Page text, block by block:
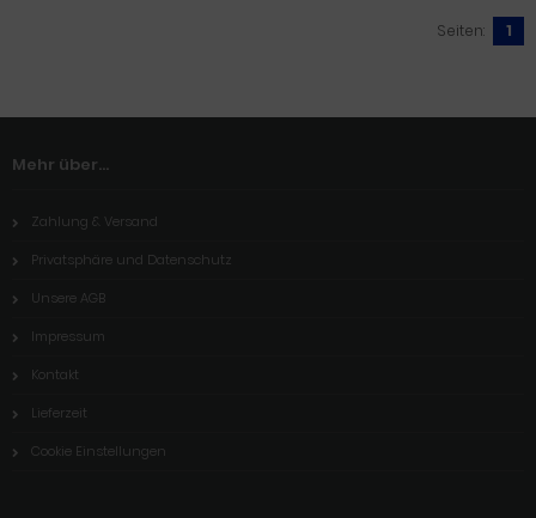
Seiten: 1
Mehr über...
Zahlung & Versand
Privatsphäre und Datenschutz
Unsere AGB
Impressum
Kontakt
Lieferzeit
Cookie Einstellungen